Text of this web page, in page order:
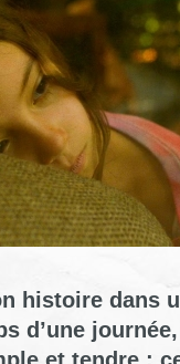
histoire dans
d’une